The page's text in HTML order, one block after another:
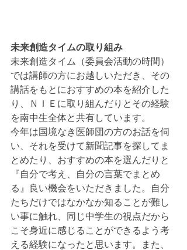
未来創造タイムの取り組み
未来創造タイム（委員会活動の時間）
では講師の方にお越しいただき、その
講話をもとにおすすめの本を紹介した
り、ＮＩＥに取り組んだりとその経験
を南中生全体と共有しています。
今年は国境なき医師団の方のお話を伺
い、それを受けて新聞記事を探してま
とめたり、おすすめの本を選んだりと
『自分で考え、自分の言葉でまとめ
る』良い機会をいただきました。自分
たちだけではなかなか知ることが難し
い事に触れ、同じ中学生の視点だから
こそ身近に感じることができるよう考
える経験になったと思います。また、